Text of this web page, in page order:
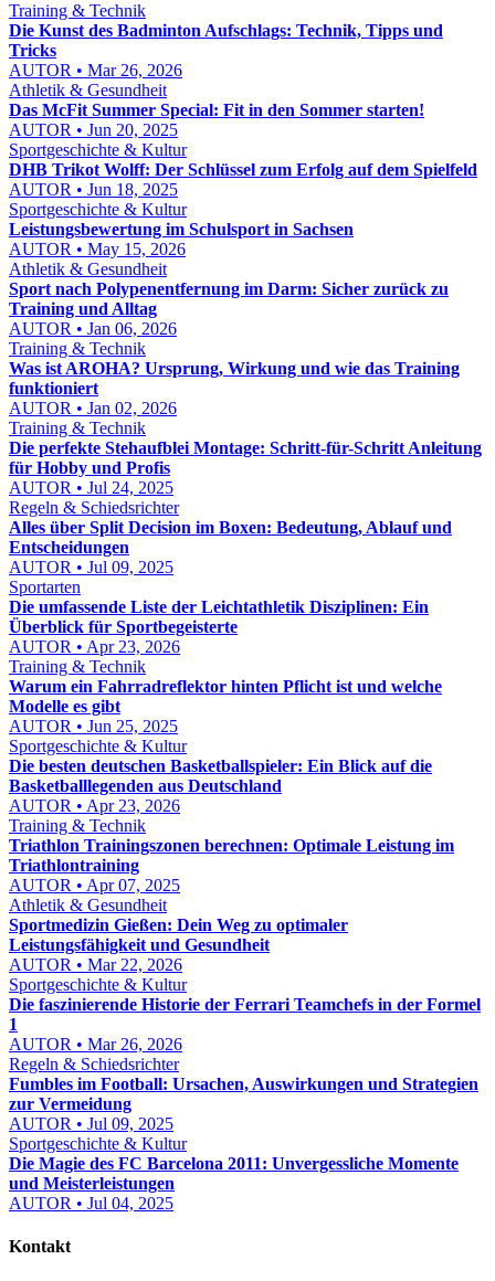
Training & Technik
Die Kunst des Badminton Aufschlags: Technik, Tipps und
Tricks
AUTOR • Mar 26, 2026
Athletik & Gesundheit
Das McFit Summer Special: Fit in den Sommer starten!
AUTOR • Jun 20, 2025
Sportgeschichte & Kultur
DHB Trikot Wolff: Der Schlüssel zum Erfolg auf dem Spielfeld
AUTOR • Jun 18, 2025
Sportgeschichte & Kultur
Leistungsbewertung im Schulsport in Sachsen
AUTOR • May 15, 2026
Athletik & Gesundheit
Sport nach Polypenentfernung im Darm: Sicher zurück zu
Training und Alltag
AUTOR • Jan 06, 2026
Training & Technik
Was ist AROHA? Ursprung, Wirkung und wie das Training
funktioniert
AUTOR • Jan 02, 2026
Training & Technik
Die perfekte Stehaufblei Montage: Schritt-für-Schritt Anleitung
für Hobby und Profis
AUTOR • Jul 24, 2025
Regeln & Schiedsrichter
Alles über Split Decision im Boxen: Bedeutung, Ablauf und
Entscheidungen
AUTOR • Jul 09, 2025
Sportarten
Die umfassende Liste der Leichtathletik Disziplinen: Ein
Überblick für Sportbegeisterte
AUTOR • Apr 23, 2026
Training & Technik
Warum ein Fahrradreflektor hinten Pflicht ist und welche
Modelle es gibt
AUTOR • Jun 25, 2025
Sportgeschichte & Kultur
Die besten deutschen Basketballspieler: Ein Blick auf die
Basketballlegenden aus Deutschland
AUTOR • Apr 23, 2026
Training & Technik
Triathlon Trainingszonen berechnen: Optimale Leistung im
Triathlontraining
AUTOR • Apr 07, 2025
Athletik & Gesundheit
Sportmedizin Gießen: Dein Weg zu optimaler
Leistungsfähigkeit und Gesundheit
AUTOR • Mar 22, 2026
Sportgeschichte & Kultur
Die faszinierende Historie der Ferrari Teamchefs in der Formel
1
AUTOR • Mar 26, 2026
Regeln & Schiedsrichter
Fumbles im Football: Ursachen, Auswirkungen und Strategien
zur Vermeidung
AUTOR • Jul 09, 2025
Sportgeschichte & Kultur
Die Magie des FC Barcelona 2011: Unvergessliche Momente
und Meisterleistungen
AUTOR • Jul 04, 2025
Kontakt